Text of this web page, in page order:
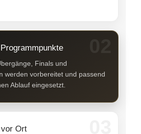
Finals und
werden vorbereitet und passend
Ablauf eingesetzt.
Ort